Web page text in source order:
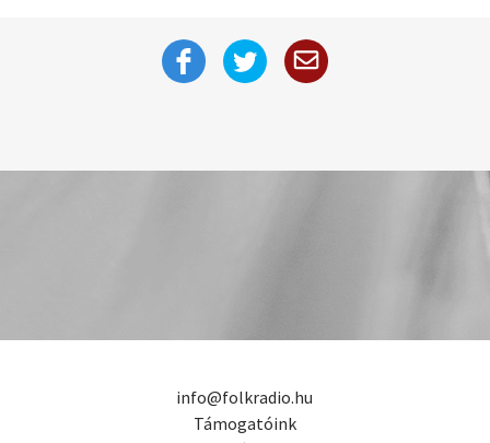
info@folkradio.hu
Támogatóink